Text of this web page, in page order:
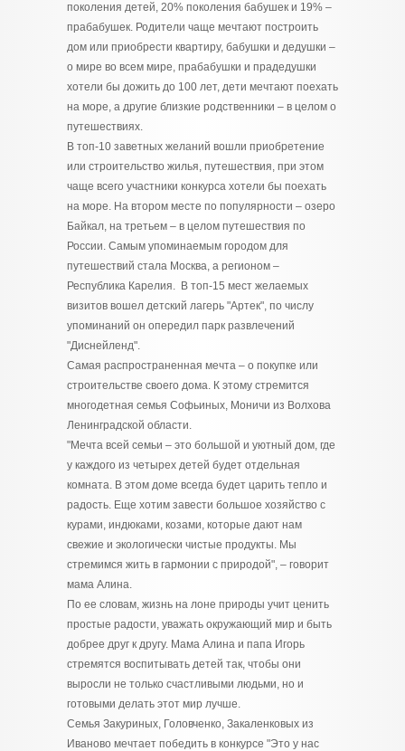
поколения детей, 20% поколения бабушек и 19% –
прабабушек. Родители чаще мечтают построить
дом или приобрести квартиру, бабушки и дедушки –
о мире во всем мире, прабабушки и прадедушки
хотели бы дожить до 100 лет, дети мечтают поехать
на море, а другие близкие родственники – в целом о
путешествиях.
В топ-10 заветных желаний вошли приобретение
или строительство жилья, путешествия, при этом
чаще всего участники конкурса хотели бы поехать
на море. На втором месте по популярности – озеро
Байкал, на третьем – в целом путешествия по
России. Самым упоминаемым городом для
путешествий стала Москва, а регионом –
Республика Карелия. В топ-15 мест желаемых
визитов вошел детский лагерь "Артек", по числу
упоминаний он опередил парк развлечений
"Диснейленд".
Самая распространенная мечта – о покупке или
строительстве своего дома. К этому стремится
многодетная семья Софьиных, Моничи из Волхова
Ленинградской области.
"Мечта всей семьи – это большой и уютный дом, где
у каждого из четырех детей будет отдельная
комната. В этом доме всегда будет царить тепло и
радость. Еще хотим завести большое хозяйство с
курами, индюками, козами, которые дают нам
свежие и экологически чистые продукты. Мы
стремимся жить в гармонии с природой", – говорит
мама Алина.
По ее словам, жизнь на лоне природы учит ценить
простые радости, уважать окружающий мир и быть
добрее друг к другу. Мама Алина и папа Игорь
стремятся воспитывать детей так, чтобы они
выросли не только счастливыми людьми, но и
готовыми делать этот мир лучше.
Семья Закуриных, Головченко, Закаленковых из
Иваново мечтает победить в конкурсе "Это у нас